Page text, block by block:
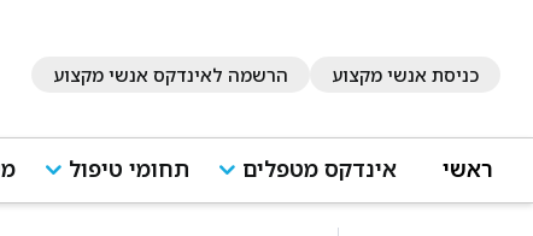
כניסת אנשי מקצוע הרשמה לאינדקס אנשי מקצוע
ראשי אינדקס מטפלים תחומי טיפול